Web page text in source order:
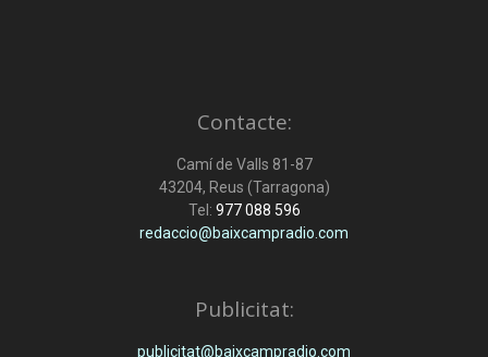
Contacte:
Camí de Valls 81-87
43204, Reus (Tarragona)
Tel: 977 088 596
redaccio@baixcampradio.com
Publicitat:
publicitat@baixcampradio.com